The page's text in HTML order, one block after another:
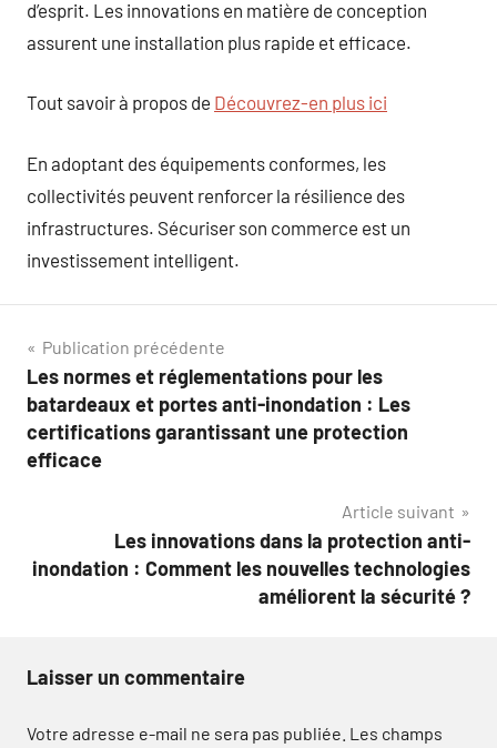
d’esprit. Les innovations en matière de conception
assurent une installation plus rapide et efficace.
Tout savoir à propos de Découvrez-en plus ici
En adoptant des équipements conformes, les
collectivités peuvent renforcer la résilience des
infrastructures. Sécuriser son commerce est un
investissement intelligent.
Navigation
de
l’article
Publication précédente
Les normes et réglementations pour les
batardeaux et portes anti-inondation : Les
certifications garantissant une protection
efficace
Article suivant
Les innovations dans la protection anti-
inondation : Comment les nouvelles technologies
améliorent la sécurité ?
Laisser un commentaire
Votre adresse e-mail ne sera pas publiée. Les champs